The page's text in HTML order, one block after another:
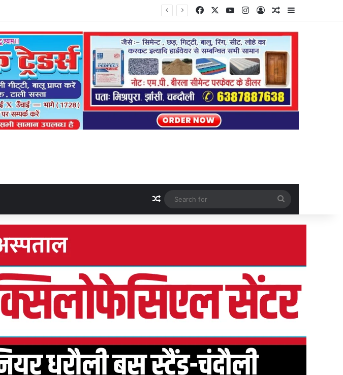
FacebookYouTubeInstagram
Log InRandom Article
Sidebar
Random Article
for